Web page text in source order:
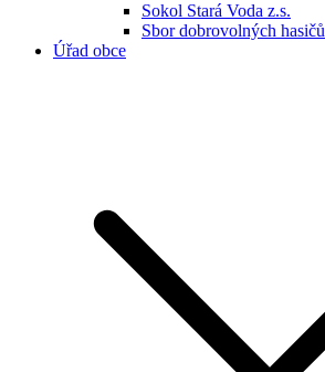
Sokol Stará Voda z.s.
Sbor dobrovolných
Úřad obce